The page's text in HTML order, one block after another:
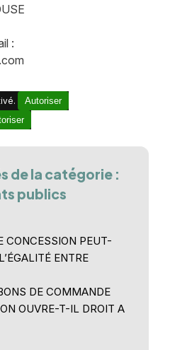
:
Autoriser
de la catégorie :
publics
CONCESSION PEUT-
ENTRE
DE COMMANDE
OUVRE-T-IL DROIT A